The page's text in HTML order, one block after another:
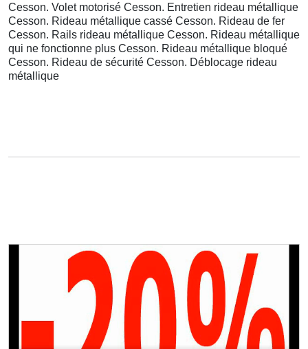
Cesson. Volet motorisé Cesson. Entretien rideau métallique
Cesson. Rideau métallique cassé Cesson. Rideau de fer
Cesson. Rails rideau métallique Cesson. Rideau métallique
qui ne fonctionne plus Cesson. Rideau métallique bloqué
Cesson. Rideau de sécurité Cesson. Déblocage rideau
métallique